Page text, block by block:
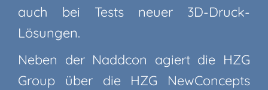
auch bei Tests neuer 3D-Druck-
Lösungen.
Neben der Naddcon agiert die HZG
Group über die HZG NewConcepts